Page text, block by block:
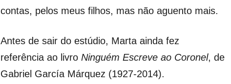
contas, pelos meus filhos, mas não aguento mais.
Antes de sair do estúdio, Marta ainda fez
referência ao livro Ninguém Escreve ao Coronel, de
Gabriel García Márquez (1927-2014).